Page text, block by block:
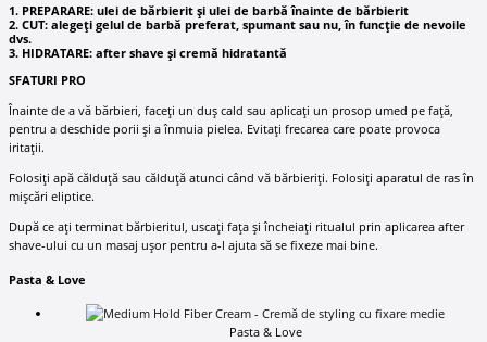
1. PREPARARE: ulei de bărbierit și ulei de barbă înainte de bărbierit
2. CUT: alegeți gelul de barbă preferat, spumant sau nu, în funcție de nevoile
dvs.
3. HIDRATARE: after shave și cremă hidratantă
SFATURI PRO
Înainte de a vă bărbieri, faceți un duș cald sau aplicați un prosop umed pe față,
pentru a deschide porii și a înmuia pielea. Evitați frecarea care poate provoca
iritații.
Folosiți apă călduță sau călduță atunci când vă bărbieriți. Folosiți aparatul de ras în
mișcări eliptice.
După ce ați terminat bărbieritul, uscați fața și încheiați ritualul prin aplicarea after
shave-ului cu un masaj ușor pentru a-l ajuta să se fixeze mai bine.
Pasta & Love
Pasta & Love